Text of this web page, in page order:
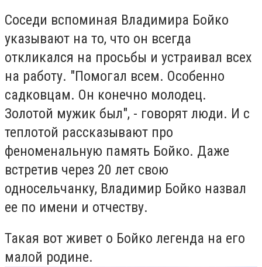
Соседи вспоминая Владимира Бойко
указывают на то, что он всегда
откликался на просьбы и устраивал всех
на работу. "Помогал всем. Особенно
садковцам. Он конечно молодец.
Золотой мужик был", - говорят люди. И с
теплотой рассказывают про
феноменальную память Бойко. Даже
встретив через 20 лет свою
односельчанку, Владимир Бойко назвал
ее по имени и отчеству.
Такая вот живет о Бойко легенда на его
малой родине.